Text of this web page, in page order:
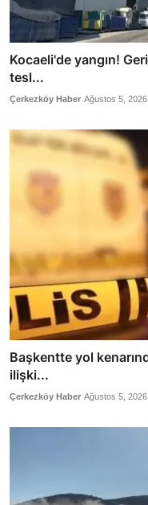
Kocaeli'de yangın!
tesl...
Çerkezköy Haber Ağustos 5, 2026
Başkentte yol
ilişki...
Çerkezköy Haber Ağustos 5, 2026